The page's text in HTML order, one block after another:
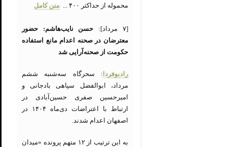
محموله از حداکثر ۴۰۰ ...
متن کامل
[۷ مرداد]:
حسن نایب‌هاشم: حضور
معترضان در صحنه اعدام مانع استفاده
حکومت از صحنه‌آرایی شد
رادیوفردا : سحرگاه سه‌شنبه ششم
مرداد، ابوالفضل سپاهی بادجانی و
امیرحسین صفری حسین‌آبادی در
ارتباط با اعتراضات دی‌ماه ۱۴۰۴ در
اصفهان اعدام شدند.
به این ترتیب از ۱۲ متهم پرونده «میدان